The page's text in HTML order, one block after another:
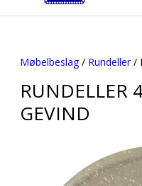
Møbelbeslag/ Rundeller/
RUNDELLER
GEVIND